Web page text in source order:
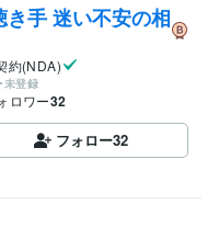
き手 迷い不安の相
約(NDA)
未登録
ロワー32
フォロー32